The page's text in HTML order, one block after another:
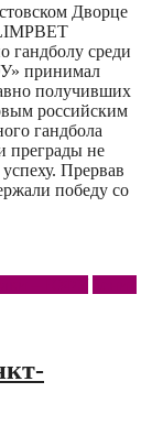
Дворце
гандболу среди
принимал
получивших
российским
гандбола
преграды не
Прервав
победу со